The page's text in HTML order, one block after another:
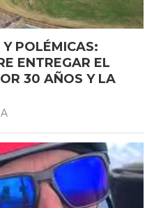
POLÉMICAS:
ENTREGAR EL
30 AÑOS Y LA